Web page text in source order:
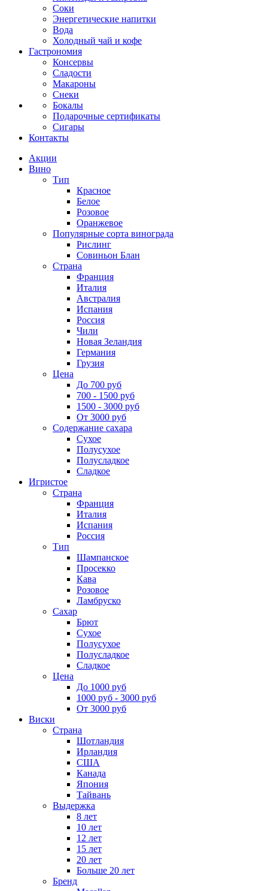
Соки
Энергетические напитки
Вода
Холодный чай и кофе
Гастрономия
Консервы
Сладости
Макароны
Снеки
Бокалы
Подарочные сертификаты
Сигары
Контакты
Акции
Вино
Тип
Красное
Белое
Розовое
Оранжевое
Популярные сорта винограда
Рислинг
Совиньон Блан
Страна
Франция
Италия
Австралия
Испания
Россия
Чили
Новая Зеландия
Германия
Грузия
Цена
До 700 руб
700 - 1500 руб
1500 - 3000 руб
От 3000 руб
Содержание сахара
Сухое
Полусухое
Полусладкое
Сладкое
Игристое
Страна
Франция
Италия
Испания
Россия
Тип
Шампанское
Просекко
Кава
Розовое
Ламбруско
Сахар
Брют
Сухое
Полусухое
Полусладкое
Сладкое
Цена
До 1000 руб
1000 руб - 3000 руб
От 3000 руб
Виски
Страна
Шотландия
Ирландия
США
Канада
Япония
Тайвань
Выдержка
8 лет
10 лет
12 лет
15 лет
20 лет
Больше 20 лет
Бренд